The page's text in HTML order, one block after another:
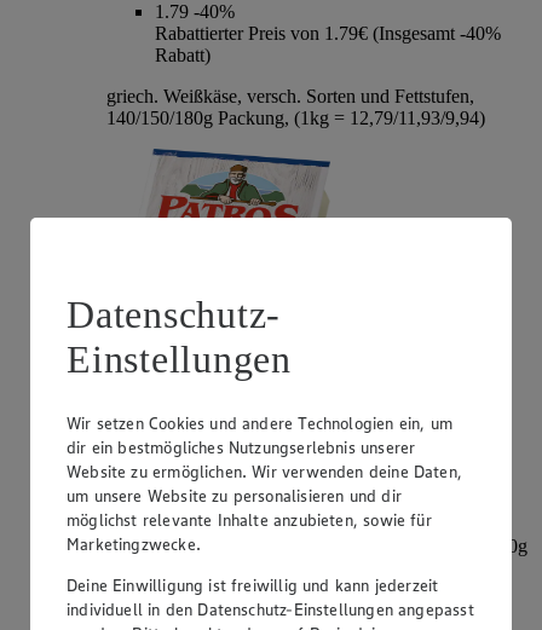
1.79 -40%
Rabattierter Preis von 1.79€ (Insgesamt -40%
Rabatt)
griech. Weißkäse, versch. Sorten und Fettstufen,
140/150/180g Packung, (1kg = 12,79/11,93/9,94)
Angebot: Mini-Babybel
2.99 -30%
Rabattierter Preis von 2.99€ (Insgesamt -30%
Rabatt)
dt. Schnittkäse, versch. Sorten, 45% Fett i. Tr., 8/9x20g
Datenschutz-
Einstellungen
Wir setzen Cookies und andere Technologien ein, um
dir ein bestmögliches Nutzungserlebnis unserer
Website zu ermöglichen. Wir verwenden deine Daten,
um unsere Website zu personalisieren und dir
möglichst relevante Inhalte anzubieten, sowie für
Marketingzwecke.
Deine Einwilligung ist freiwillig und kann jederzeit
individuell in den Datenschutz-Einstellungen angepasst